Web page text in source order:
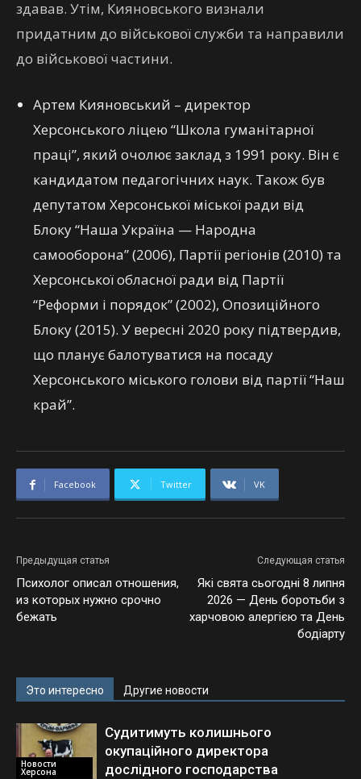
здавав. Утім, Кияновського визнали
придатним до військової служби та направили
до військової частини.
Артем Кияновський – директор
Херсонського ліцею “Школа гуманітарної
праці”, який очолює заклад з 1991 року. Він є
кандидатом педагогічних наук. Також був
депутатом Херсонської міської ради від
Блоку “Наша Україна — Народна
самооборона” (2006), Партії регіонів (2010) та
Херсонської обласної ради від Партії
“Реформи і порядок” (2002), Опозиційного
Блоку (2015). У вересні 2020 року підтвердив,
що планує балотуватися на посаду
Херсонського міського голови від партії “Наш
край”.
Facebook Twitter VK
Предыдущая статья
Психолог описал отношения,
из которых нужно срочно
бежать
Следующая статья
Які свята сьогодні 8 липня
2026 — День боротьби з
харчовою алергією та День
бодіарту
Это интересно Другие новости
Новости
Херсона
Судитимуть колишнього
окупаційного директора
дослідного господарства